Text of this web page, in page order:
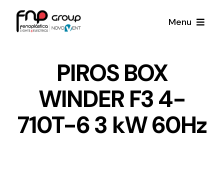
Menu
Noticias
Proyectos
PIROS BOX
WINDER F3 4-
710T-6 3 kW 60Hz